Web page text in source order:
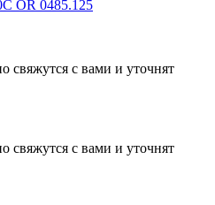
OR 0485.125
свяжутся с вами и уточнят
свяжутся с вами и уточнят